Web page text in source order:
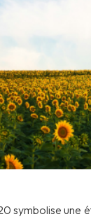
symbolise une